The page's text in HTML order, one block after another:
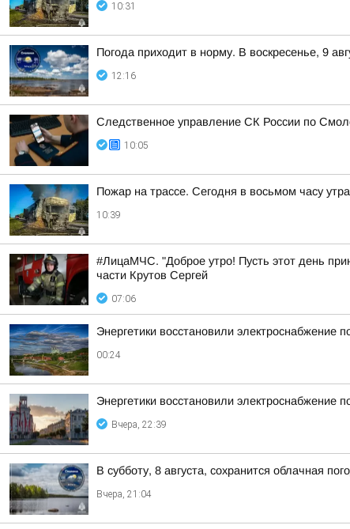
10:31
Погода приходит в норму. В воскресенье, 9
12:16
Следственное управление СК России по
10:05
Пожар на трассе. Сегодня в восьмом часу
10:39
#ЛицаМЧС. "Доброе утро! Пусть этот день
части Крутов Сергей
07:06
Энергетики восстановили электроснабжение
00:24
Энергетики восстановили электроснабжение
Вчера, 22:39
В субботу, 8 августа, сохранится облачная
Вчера, 21:04